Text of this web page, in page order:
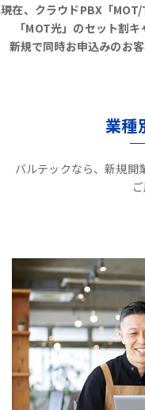
現在、クラウドPBX「
「MOT光」のセット割
新規で同時お申込みのお
業種
バルテックなら、新規開